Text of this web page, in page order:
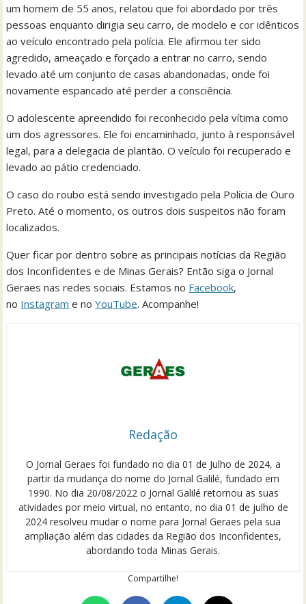
um homem de 55 anos, relatou que foi abordado por três
pessoas enquanto dirigia seu carro, de modelo e cor idênticos
ao veículo encontrado pela polícia. Ele afirmou ter sido
agredido, ameaçado e forçado a entrar no carro, sendo
levado até um conjunto de casas abandonadas, onde foi
novamente espancado até perder a consciência.
O adolescente apreendido foi reconhecido pela vítima como
um dos agressores. Ele foi encaminhado, junto à responsável
legal, para a delegacia de plantão. O veículo foi recuperado e
levado ao pátio credenciado.
O caso do roubo está sendo investigado pela Polícia de Ouro
Preto. Até o momento, os outros dois suspeitos não foram
localizados.
Quer ficar por dentro sobre as principais notícias da Região
dos Inconfidentes e de Minas Gerais? Então siga o Jornal
Geraes nas redes sociais. Estamos no Facebook,
no Instagram e noYouTube. Acompanhe!
Redação
O Jornal Geraes foi fundado no dia 01 de Julho de 2024, a
partir da mudança do nome do Jornal Galilé, fundado em
1990. No dia 20/08/2022 o Jornal Galilé retornou as suas
atividades por meio virtual, no entanto, no dia 01 de julho de
2024 resolveu mudar o nome para Jornal Geraes pela sua
ampliação além das cidades da Região dos Inconfidentes,
abordando toda Minas Gerais.
Compartilhe!